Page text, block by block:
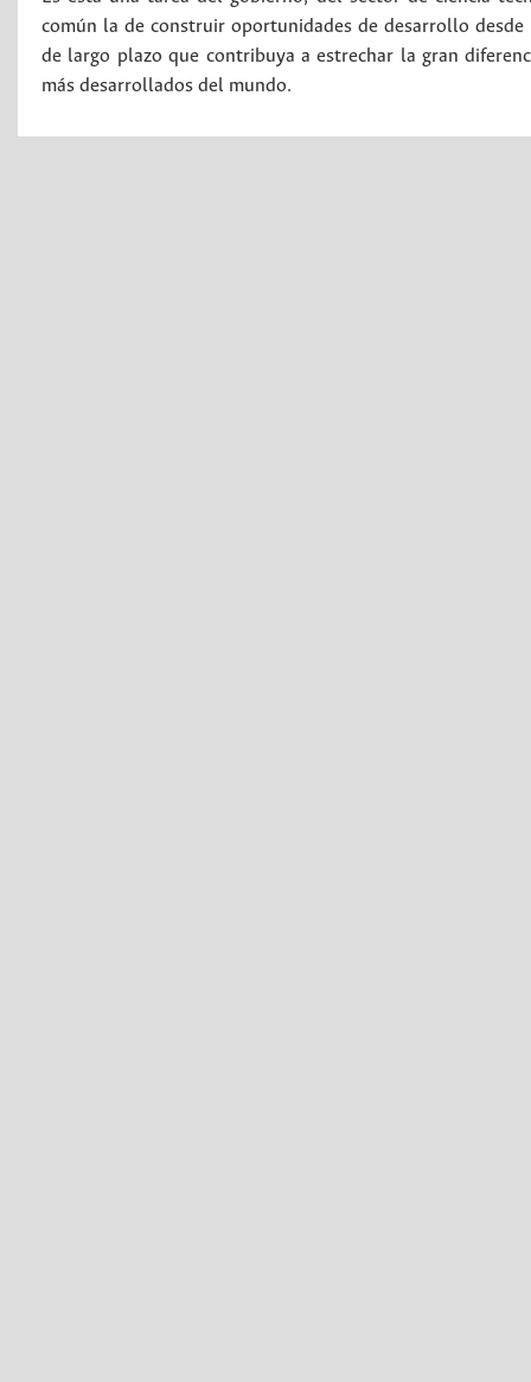
común la de construir oportunidades de desarrollo
de largo plazo que contribuya a estrechar la gran
más desarrollados del mundo.